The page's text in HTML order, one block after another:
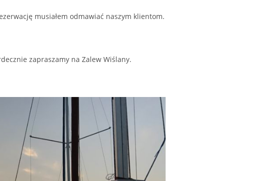
musiałem odmawiać naszym klientom.
zapraszamy na Zalew Wiślany.